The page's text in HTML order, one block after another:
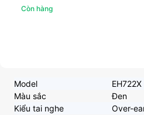
Còn hàng
Model
EH722X
Màu sắc
Đen
Kiểu tai nghe
Over-